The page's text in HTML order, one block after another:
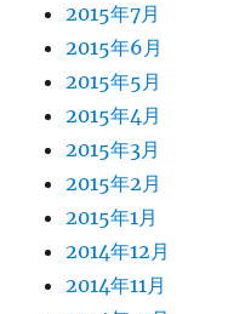
2015年7月
2015年6月
2015年5月
2015年4月
2015年3月
2015年2月
2015年1月
2014年12月
2014年11月